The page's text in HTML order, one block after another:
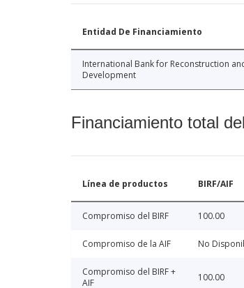
Entidad De Financiamiento
International Bank for Reconstruction
Development
Financiamiento total
Línea de productos BIRF/AIF
Compromiso del BIRF 100.00
Compromiso de la AIF No
Compromiso del BIRF +
AIF
100.00